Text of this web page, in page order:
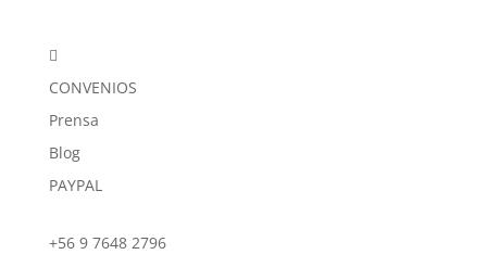

CONVENIOS
Prensa
Blog
PAYPAL
+56 9 7648 2796